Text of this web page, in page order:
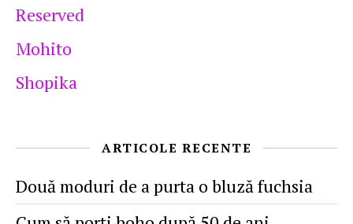
Reserved
Mohito
Shopika
ARTICOLE RECENTE
Două moduri de a purta o bluză fuchsia